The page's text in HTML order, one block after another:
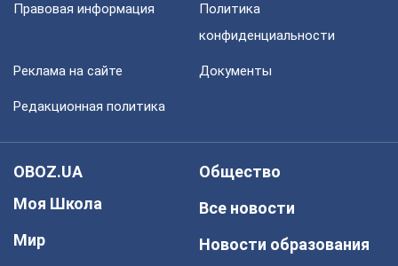
Правовая информация
Политика
конфиденциальности
Реклама на сайте Документы
Редакционная политика
OBOZ.UA
Моя Школа
Мир
Общество
Все новости
Новости образования